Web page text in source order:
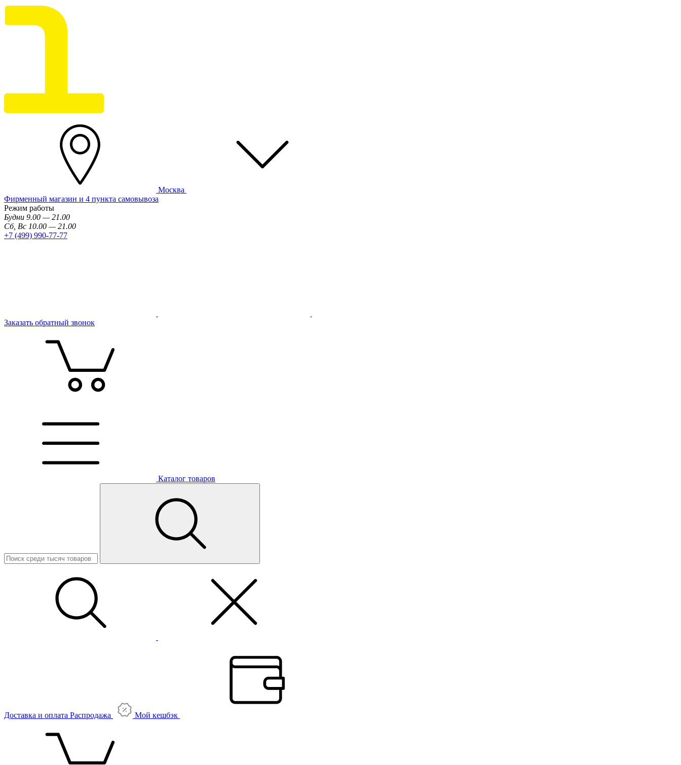
Москва
Фирменный магазин и 4 пункта самовывоза
Режим работы
Будни 9.00 — 21.00
Сб, Вс 10.00 — 21.00
+7 (499) 990-77-77
Заказать обратный звонок
Каталог товаров
Доставка и оплата Распродажа Мой кешбэк